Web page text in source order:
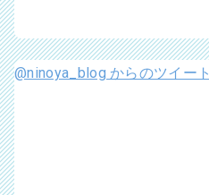
@ninoya_blog からのツイート